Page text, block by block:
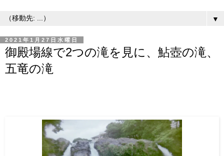
▼
2021年1月27日水曜日
御殿場線で2つの滝を見に、鮎壺の滝、
五竜の滝